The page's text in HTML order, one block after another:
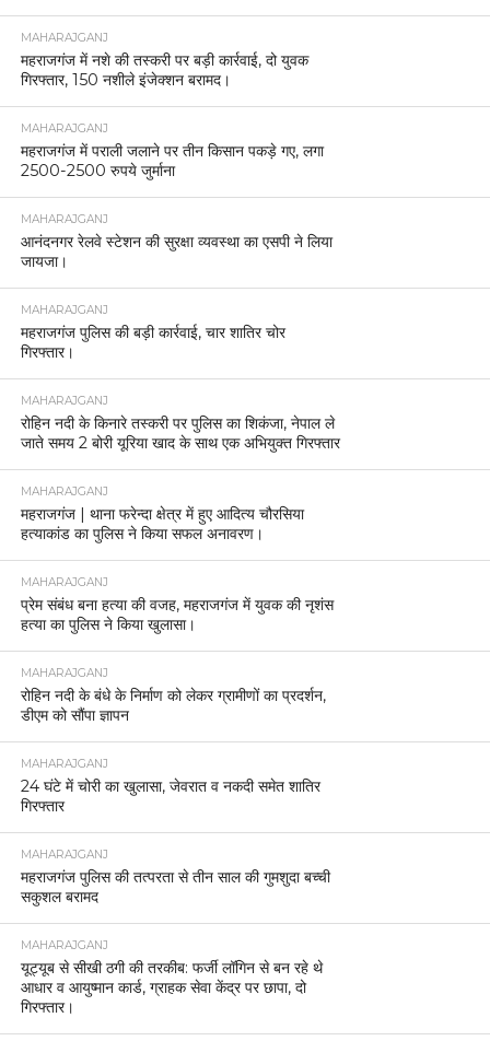
MAHARAJGANJ
महराजगंज में नशे की तस्करी पर बड़ी कार्रवाई, दो युवक
गिरफ्तार, 150 नशीले इंजेक्शन बरामद।
MAHARAJGANJ
महराजगंज में पराली जलाने पर तीन किसान पकड़े गए, लगा
2500-2500 रुपये जुर्माना
MAHARAJGANJ
आनंदनगर रेलवे स्टेशन की सुरक्षा व्यवस्था का एसपी ने लिया
जायजा।
MAHARAJGANJ
महराजगंज पुलिस की बड़ी कार्रवाई, चार शातिर चोर
गिरफ्तार।
MAHARAJGANJ
रोहिन नदी के किनारे तस्करी पर पुलिस का शिकंजा, नेपाल ले
जाते समय 2 बोरी यूरिया खाद के साथ एक अभियुक्त गिरफ्तार
MAHARAJGANJ
महराजगंज | थाना फरेन्दा क्षेत्र में हुए आदित्य चौरसिया
हत्याकांड का पुलिस ने किया सफल अनावरण।
MAHARAJGANJ
प्रेम संबंध बना हत्या की वजह, महराजगंज में युवक की नृशंस
हत्या का पुलिस ने किया खुलासा।
MAHARAJGANJ
रोहिन नदी के बंधे के निर्माण को लेकर ग्रामीणों का प्रदर्शन,
डीएम को सौंपा ज्ञापन
MAHARAJGANJ
24 घंटे में चोरी का खुलासा, जेवरात व नकदी समेत शातिर
गिरफ्तार
MAHARAJGANJ
महराजगंज पुलिस की तत्परता से तीन साल की गुमशुदा बच्ची
सकुशल बरामद
MAHARAJGANJ
यूट्यूब से सीखी ठगी की तरकीब: फर्जी लॉगिन से बन रहे थे
आधार व आयुष्मान कार्ड, ग्राहक सेवा केंद्र पर छापा, दो
गिरफ्तार।